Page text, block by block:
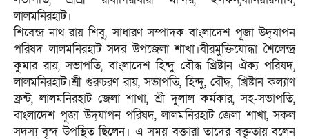
লালমনিরহাট।
শিবেন্দ্র নাথ রায় শিবু, সাধারণ সম্পাদক বাংলাদেশ পূজা উদ্‌যাপন
পরিষদ লালমনিরহাট সদর উপজেলা শাখা।বীরমুক্তিযোদ্ধা শৈলেন্দ্র
কুমার রায়, সভাপতি, বাংলাদেশ হিন্দু বৌদ্ধ খ্রিষ্টান ঐক্য পরিষদ,
লালমনিরহাট।শ্রী গুরুচরণ রায়, সভাপতি, হিন্দু, বৌদ্ধ, খ্রিষ্টান কল্যাণ
ফ্রন্ট, লালমনিরহাট জেলা শাখা, শ্রী দুলাল কর্মকার, সহ-সভাপতি,
বাংলাদেশ পূজা উদ্‌যাপন পরিষদ, লালমনিরহাট জেলা শাখা, সকল
সদস্য বৃন্দ উপস্থিত ছিলেন। এ সময় বক্তারা তাদের বক্তৃতায় বলেন